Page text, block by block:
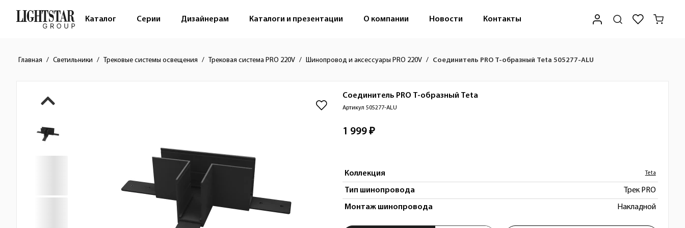
Каталог Серии Дизайнерам Каталоги и презентации О компании Новости Контакты
Главная Светильники Трековые системы освещения Трековая система PRO 220V Шинопровод и аксессуары PRO 220V Соединитель PRO Т-образный Teta 505277-ALU
Краткое описание товара
Изображения товара Соединитель PRO Т-образный Teta
Артикул 505277-ALU
Стоимость товара 1 999 ₽
Коллекция Teta
Тип шинопровода Трек PRO
Монтаж шинопровода Накладной